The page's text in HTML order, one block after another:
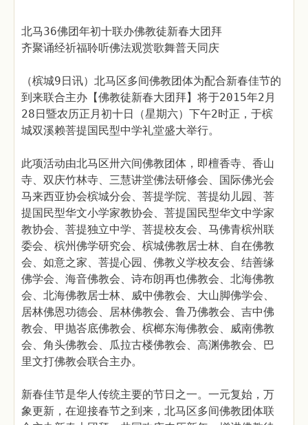
北马36佛团年初十联办佛教徒新春大团拜
齐聚诵经祈福聆听佛法观赏歌舞普天同庆
（槟城9日讯）北马区多间佛教团体为配合新春佳节的
到来联合主办【佛教徒新春大团拜】将于2015年2月
28日暨农历正月初十日（星期六）下午2时正，于槟
城双溪赖菩提国民型中学礼堂盛大举行。
此项活动由北马区卅六间佛教团体，即檀香寺、香山
寺、双庆竹林寺、三慧讲堂佛法研修会、国际佛光会
马来西亚协会槟城分会、菩提学院、菩提幼儿园、菩
提国民型华文小学家教协会、菩提国民型华文中学家
教协会、菩提独立中学、菩提校友会、马佛青槟州联
委会、槟州佛学研究会、槟城佛教居士林、自在佛教
会、如意之家、菩提心园、佛教义学校友会、结善缘
佛学会、海音佛教会、诗布朗再也佛教会、北海佛教
会、北海佛教居士林、威中佛教会、大山脚佛学会、
居林佛恩功德会、居林佛教会、鲁乃佛教会、吉中佛
教会、甲抛峇底佛教会、槟榔东海佛教会、威南佛教
会、角头佛教会、瓜拉古楼佛教会、高渊佛教会、巴
里文打佛教会联合主办。
新春佳节是华人传统主要的节日之一。一元复始，万
象更新，在迎接春节之到来，北马区多间佛教团体联